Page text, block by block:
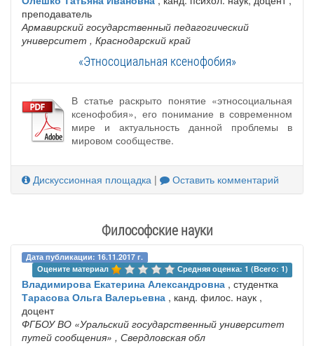
преподаватель
Армавирский государственный педагогический
университет , Краснодарский край
«Этносоциальная ксенофобия»
В статье раскрыто понятие «этносоциальная
ксенофобия», его понимание в современном
мире и актуальность данной проблемы в
мировом сообществе.
Дискуссионная площадка | Оставить комментарий
Философские науки
Дата публикации: 16.11.2017 г.
Оцените материал
Средняя оценка: 1 (Всего: 1)
Владимирова Екатерина Александровна , студентка
Тарасова Ольга Валерьевна , канд. филос. наук ,
доцент
ФГБОУ ВО «Уральский государственный университет
путей сообщения» , Свердловская обл